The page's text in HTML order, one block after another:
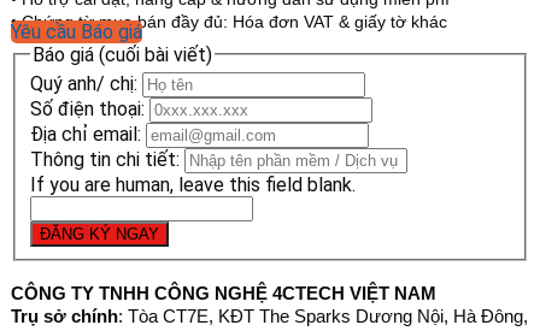
•Chứng từ mua bán đầy đủ: Hóa đơn VAT & giấy tờ khác
Yêu cầu Báo giá
Báo giá (cuối bài viết)
Quý anh/ chị:
Số điện thoại:
Địa chỉ email:
Thông tin chi tiết:
If you are human, leave this field blank.
ĐĂNG KÝ NGAY
CÔNG TY TNHH CÔNG NGHỆ 4CTECH VIỆT NAM
Trụ sở chính: Tòa CT7E, KĐT The Sparks Dương Nội, Hà Đông,